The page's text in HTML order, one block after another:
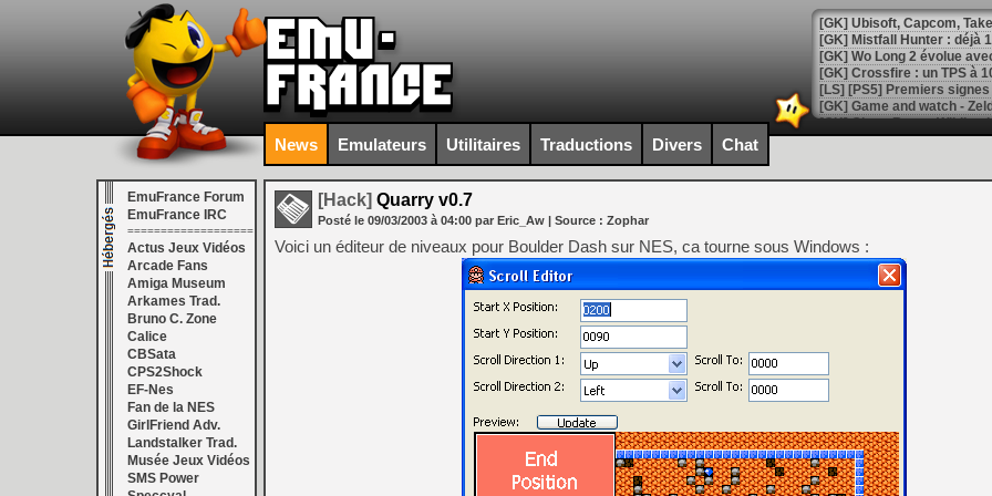
[GK] Mistfall Hunter : déjà
[GK] Wo Long 2 évolue
[GK] Crossfire : un TPS à
[LS] [PS5] Premiers
[Mo5] DOOM arrive en
[GK] Bethesda fête les 30
[GK] Roblox : l'action en
[GK] Agenda - GeForce
[LS] [PS5] ps5-y2jb-
[GK] Pourquoi Marvel
[GK] Test : Restory : Chill
[GK] GTA 6 : Rockstar
[GK] Hot Wheels Infinite
[GK] Mémoire cash -
[GK] Résultats Nintendo :
News Emulateurs Utilitaires Traductions Divers Chat
EmuFrance Forum
EmuFrance IRC
===================
Actus Jeux Vidéos
Arcade Fans
Amiga Museum
Arkames Trad.
Bruno C. Zone
Calice
CBSata
CPS2Shock
EF-Nes
Fan de la NES
GirlFriend Adv.
Landstalker Trad.
Musée Jeux Vidéos
SMS Power
[Hack] Quarry v0.7
Posté le 09/03/2003 à 04:00 par Eric_Aw | Source : Zophar
Voici un éditeur de niveaux pour Boulder Dash sur NES, ca tourne sous Windows :